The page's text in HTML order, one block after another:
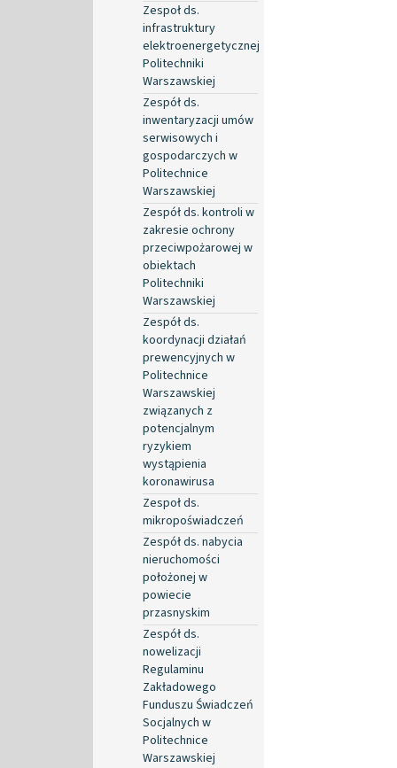
Zespoł ds.
infrastruktury
elektroenergetycznej
Politechniki
Warszawskiej
Zespół ds.
inwentaryzacji umów
serwisowych i
gospodarczych w
Politechnice
Warszawskiej
Zespół ds. kontroli w
zakresie ochrony
przeciwpożarowej w
obiektach
Politechniki
Warszawskiej
Zespół ds.
koordynacji działań
prewencyjnych w
Politechnice
Warszawskiej
związanych z
potencjalnym
ryzykiem
wystąpienia
koronawirusa
Zespoł ds.
mikropoświadczeń
Zespół ds. nabycia
nieruchomości
położonej w
powiecie
przasnyskim
Zespół ds.
nowelizacji
Regulaminu
Zakładowego
Funduszu Świadczeń
Socjalnych w
Politechnice
Warszawskiej